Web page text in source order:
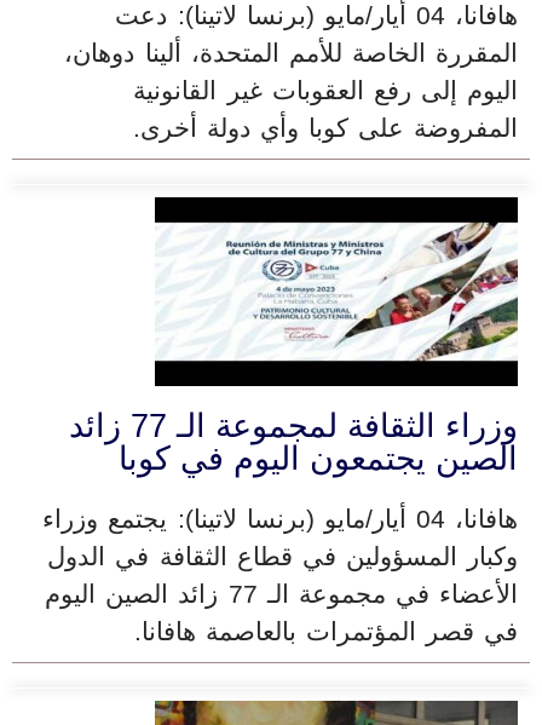
هافانا، 04 أيار/مايو (برنسا لاتينا): دعت
المقررة الخاصة للأمم المتحدة، ألينا دوهان،
اليوم إلى رفع العقوبات غير القانونية
المفروضة على كوبا وأي دولة أخرى.
وزراء الثقافة لمجموعة الـ 77 زائد
الصين يجتمعون اليوم في كوبا
هافانا، 04 أيار/مايو (برنسا لاتينا): يجتمع وزراء
وكبار المسؤولين في قطاع الثقافة في الدول
الأعضاء في مجموعة الـ 77 زائد الصين اليوم
في قصر المؤتمرات بالعاصمة هافانا.